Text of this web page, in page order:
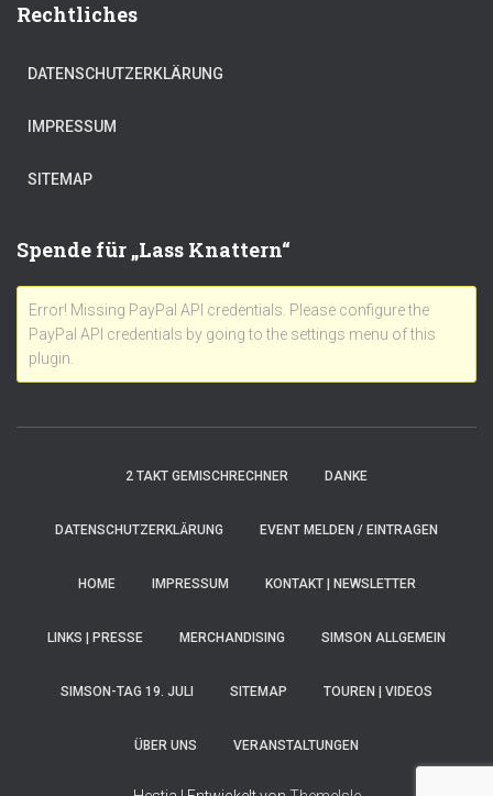
Rechtliches
DATENSCHUTZERKLÄRUNG
IMPRESSUM
SITEMAP
Spende für „Lass Knattern“
Error! Missing PayPal API credentials. Please configure the
PayPal API credentials by going to the settings menu of this
plugin.
2 TAKT GEMISCHRECHNER DANKE
DATENSCHUTZERKLÄRUNG EVENT MELDEN / EINTRAGEN
HOME IMPRESSUM KONTAKT | NEWSLETTER
LINKS | PRESSE MERCHANDISING SIMSON ALLGEMEIN
SIMSON-TAG 19. JULI SITEMAP TOUREN | VIDEOS
ÜBER UNS VERANSTALTUNGEN